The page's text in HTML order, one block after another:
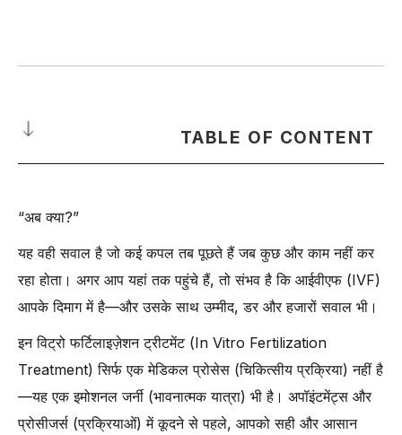
TABLE OF CONTENT
है?
इन विट्रो फर्टिलाइजेशन (IVF) की सफलता को प्रभावित करने वाले कारक
-1. भ्रूण का स्वास्थ्य और विकास चरण (Embryo Health and
Development Stage)
2. अंडे की गुणवत्ता और ओवेरियन रिजर्व (Egg Quality and Ovarian
Reserve)
3. शुक्राणु की गुणवत्ता और फर्टिलाइजेशन तकनीक (Sperm Quality and
Fertilization Technique)
“अब क्या?”
यह वही सवाल है जो कई कपल तब पूछते हैं जब कुछ और काम नहीं कर
रहा होता। अगर आप यहां तक पहुंचे हैं, तो संभव है कि आईवीएफ (IVF)
आपके दिमाग में है—और उसके साथ उम्मीद, डर और हजारों सवाल भी।
इन विट्रो फर्टिलाइज़ेशन ट्रीटमेंट (In Vitro Fertilization
Treatment) सिर्फ एक मेडिकल प्रोसेस (चिकित्सीय प्रक्रिया) नहीं है
—यह एक इमोशनल जर्नी (भावनात्मक यात्रा) भी है। अपॉइंटमेंट्स और
प्रोसीजर्स (प्रक्रियाओं) में कूदने से पहले, आपको सही और आसान